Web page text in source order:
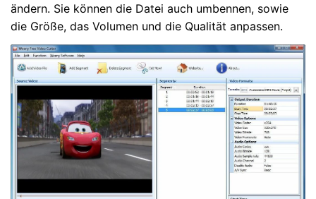
ändern. Sie können die Datei auch umbennen, sowie
die Größe, das Volumen und die Qualität anpassen.